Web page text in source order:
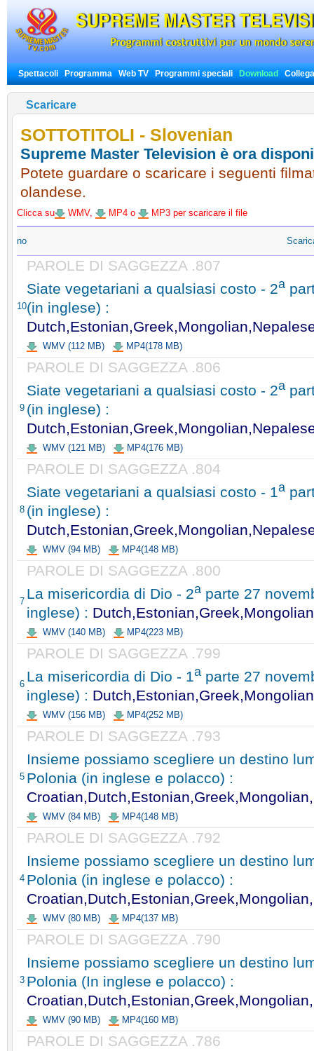
Spettacoli Programma Web TV Programmi speciali Download
Scaricare
SOTTOTITOLI - Slovenian
Supreme Master Television è ora
Potete guardare o scaricare i seguenti
olandese.
Clicca su WMV, MP4 o MP3 per scaricare il file
no
10
PAROLE DI SAGGEZZA .807
Siate vegetariani a qualsiasi costo - 2a
(in inglese) :
WMV (112 MB) MP4(178 MB)
9
PAROLE DI SAGGEZZA .806
Siate vegetariani a qualsiasi costo - 2a
(in inglese) :
WMV (121 MB) MP4(176 MB)
8
PAROLE DI SAGGEZZA .804
Siate vegetariani a qualsiasi costo - 1a
(in inglese) :
WMV (94 MB) MP4(148 MB)
7
PAROLE DI SAGGEZZA .800
La misericordia di Dio - 2a parte 27
inglese) :
WMV (140 MB) MP4(223 MB)
6
PAROLE DI SAGGEZZA .799
La misericordia di Dio - 1a parte 27
inglese) :
WMV (156 MB) MP4(252 MB)
5
PAROLE DI SAGGEZZA .793
Insieme possiamo scegliere un destino
Polonia (in inglese e polacco) :
WMV (84 MB) MP4(148 MB)
4
PAROLE DI SAGGEZZA .792
Insieme possiamo scegliere un destino
Polonia (in inglese e polacco) :
WMV (80 MB) MP4(137 MB)
3
PAROLE DI SAGGEZZA .790
Insieme possiamo scegliere un destino
Polonia (In inglese e polacco) :
WMV (90 MB) MP4(160 MB)
PAROLE DI SAGGEZZA .786